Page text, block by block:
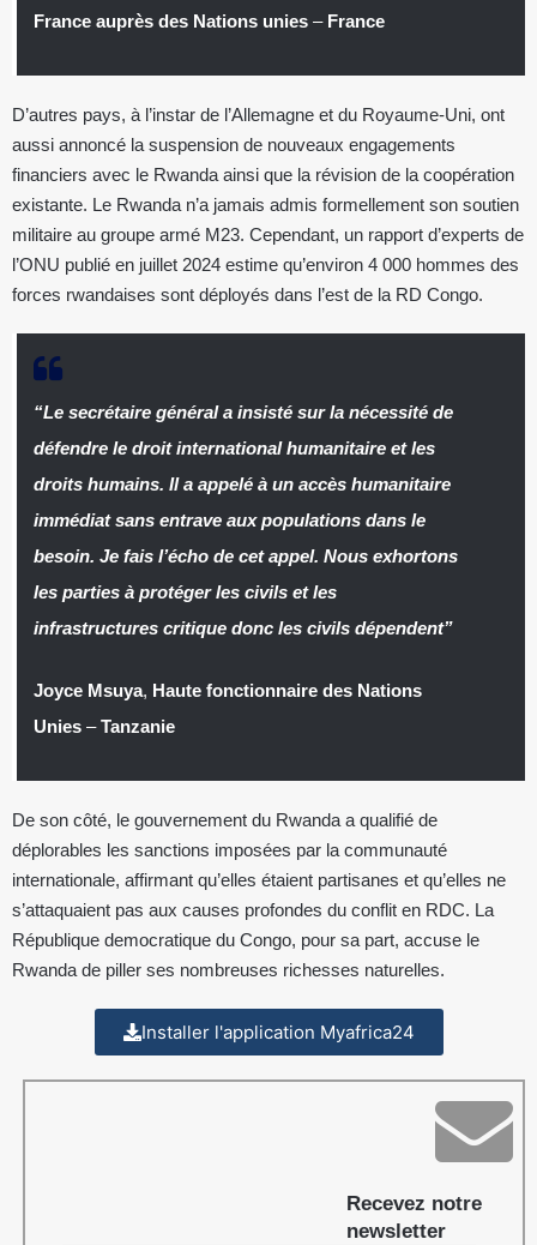
France auprès des Nations unies – France
D’autres pays, à l’instar de l’Allemagne et du Royaume-Uni, ont
aussi annoncé la suspension de nouveaux engagements
financiers avec le Rwanda ainsi que la révision de la coopération
existante. Le Rwanda n’a jamais admis formellement son soutien
militaire au groupe armé M23. Cependant, un rapport d’experts de
l’ONU publié en juillet 2024 estime qu’environ 4 000 hommes des
forces rwandaises sont déployés dans l’est de la RD Congo.
“Le secrétaire général a insisté sur la nécessité de
défendre le droit international humanitaire et les
droits humains. Il a appelé à un accès humanitaire
immédiat sans entrave aux populations dans le
besoin. Je fais l’écho de cet appel. Nous exhortons
les parties à protéger les civils et les
infrastructures critique donc les civils dépendent”
Joyce Msuya, Haute fonctionnaire des Nations
Unies–Tanzanie
De son côté, le gouvernement du Rwanda a qualifié de
déplorables les sanctions imposées par la communauté
internationale, affirmant qu’elles étaient partisanes et qu’elles ne
s’attaquaient pas aux causes profondes du conflit en RDC. La
République democratique du Congo, pour sa part, accuse le
Rwanda de piller ses nombreuses richesses naturelles.
Installer l'application Myafrica24
Recevez notre
newsletter